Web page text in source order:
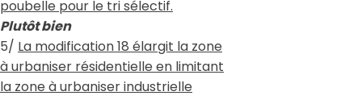
poubelle pour le tri sélectif.
Plutôt bien
5/ La modification 18 élargit la zone
à urbaniser résidentielle en limitant
la zone à urbaniser industrielle